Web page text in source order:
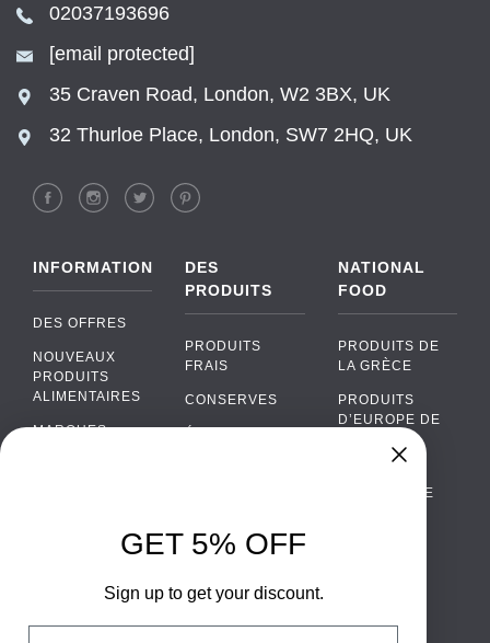
02037193696
[email protected]
35 Craven Road, London, W2 3BX, UK
32 Thurloe Place, London, SW7 2HQ, UK
INFORMATION
DES OFFRES
NOUVEAUX
PRODUITS
ALIMENTAIRES
MARQUES
CONTACTEZ
DES
PRODUITS
PRODUITS
FRAIS
CONSERVES
ALCOOL
ALIMENTAIRES
NATIONAL
FOOD
PRODUITS DE
LA GRÈCE
PRODUITS
D’EUROPE DE
PORTUGAISE
WhatsApp
Facebook Messenger
GET 5% OFF
Sign up to get your discount.